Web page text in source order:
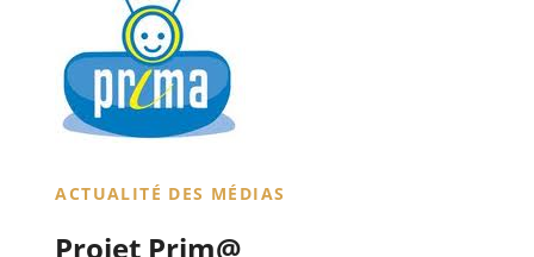
ACTUALITÉ DES MÉDIAS
Projet Prim@